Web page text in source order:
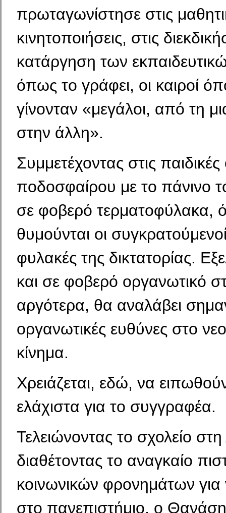
πρωταγωνίστησε στις
κινητοποιήσεις, στις
κατάργηση των
όπως το γράφει, οι καιροί
γίνονταν «μεγάλοι, από τη
στην άλλη».
Συμμετέχοντας στις
ποδοσφαίρου με το πάνινο
σε φοβερό τερματοφύλακα,
θυμούνται οι
φυλακές της δικτατορίας.
και σε φοβερό οργανωτικό
αργότερα, θα αναλάβει
οργανωτικές ευθύνες στο
κίνημα.
Χρειάζεται, εδώ, να
ελάχιστα για το συγγραφέα.
Τελειώνοντας το σχολείο
διαθέτοντας το ανα­γκαίο
κοινωνικών φρονημάτων για
στο πανεπιστήμιο, ο